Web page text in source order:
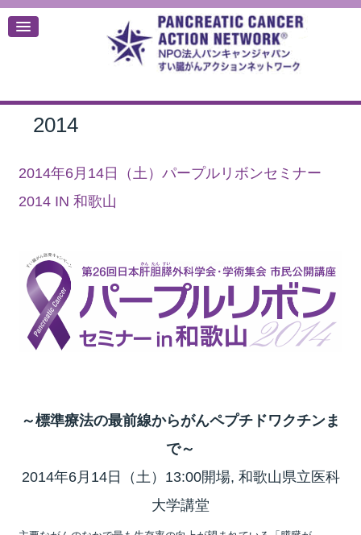
2014
2014年6月14日（土）パープルリボンセミナー
2014 IN 和歌山
～標準療法の最前線からがんペプチドワクチンま
で～
2014年6月14日（土）13:00開場, 和歌山県立医科
大学講堂